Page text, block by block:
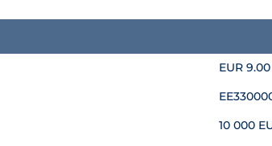
EUR
10 000